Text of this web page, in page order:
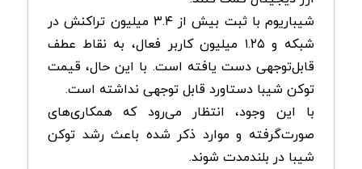
شیباریوم با ثبت بیش از ۳.۴ میلیون تراکنش در
شبکه و ۱.۲۵ میلیون کاربر فعال، به نقاط عطف
قابل‌توجهی دست یافته است. با این حال، قیمت
توکن شیبا دستاورد قابل توجهی نداشته است.
با این وجود، انتظار می‌رود که همکاری‌های
صورت‌گرفته و موارد ذکر شده باعث رشد توکن
شیبا در بلندمدت شوند.